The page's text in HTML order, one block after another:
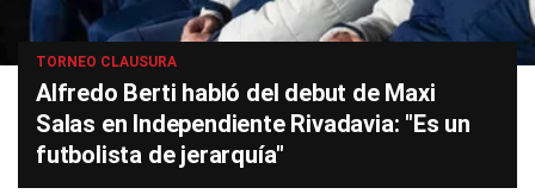
TORNEO CLAUSURA
Alfredo Berti habló del debut de Maxi
Salas en Independiente Rivadavia: "Es un
futbolista de jerarquía"